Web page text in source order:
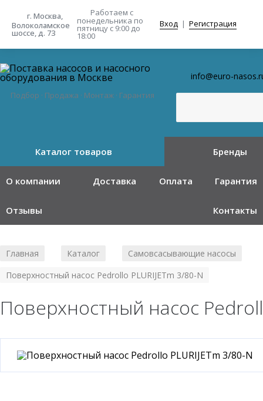
г. Москва,
Волоколамское
шоссе, д. 73
Работаем с
понедельника по
пятницу с 9:00 до
18:00
Вход | Регистрация
Подбор · Продажа · Монтаж · Гарантия
info@euro-
Каталог товаров Бренды
О компании Доставка Оплата Гарантия
Отзывы Контакты
Главная Каталог Самовсасывающие насосы
Поверхностный насос Pedrollo PLURIJETm 3/80-N
Поверхностный насос